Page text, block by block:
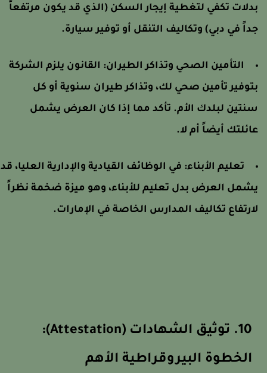
تكفي لتغطية إيجار السكن (الذي قد يكون مرتفعاً
في دبي) وتكاليف التنقل أو توفير سيارة.
التأمين الصحي وتذاكر الطيران: القانون يلزم الشركة
تأمين صحي لك، وتذاكر طيران سنوية أو كل
لبلدك الأم. تأكد مما إذا كان العرض يشمل
أيضاً أم لا.
تعليم الأبناء: في الوظائف القيادية والإدارية العليا، قد
العرض بدل تعليم للأبناء، وهو ميزة ضخمة نظراً
تكاليف المدارس الخاصة في الإمارات.
10. توثيق الشهادات (Attestation):
الخطوة البيروقراطية الأهم